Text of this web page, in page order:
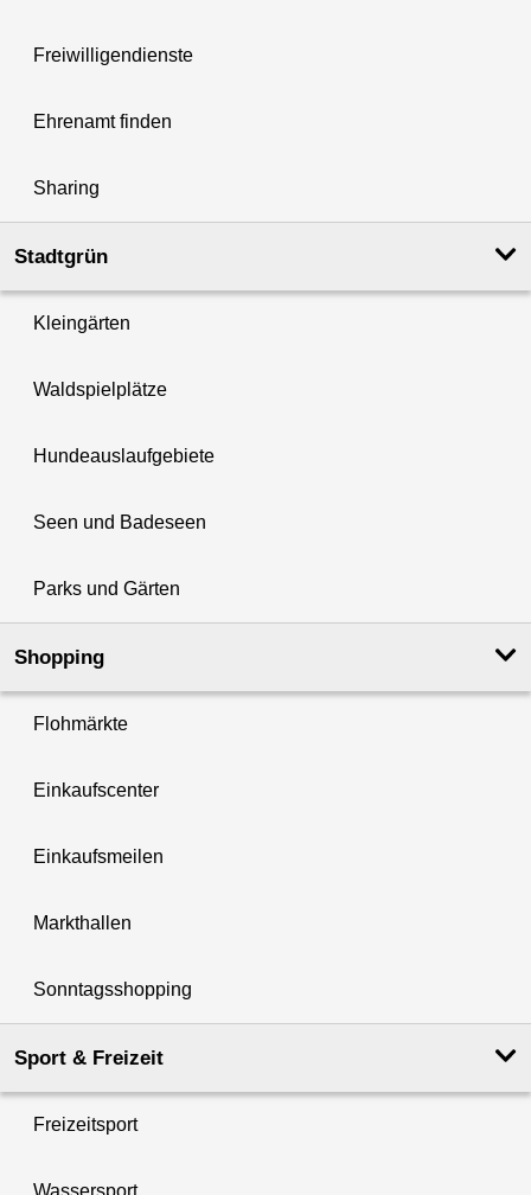
Freiwilligendienste
Ehrenamt finden
Sharing
Stadtgrün
Kleingärten
Waldspielplätze
Hundeauslaufgebiete
Seen und Badeseen
Parks und Gärten
Shopping
Flohmärkte
Einkaufscenter
Einkaufsmeilen
Markthallen
Sonntagsshopping
Sport & Freizeit
Freizeitsport
Wassersport